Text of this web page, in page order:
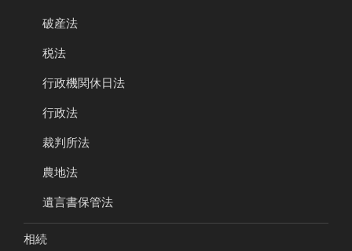
破産法
税法
行政機関休日法
行政法
裁判所法
農地法
遺言書保管法
相続